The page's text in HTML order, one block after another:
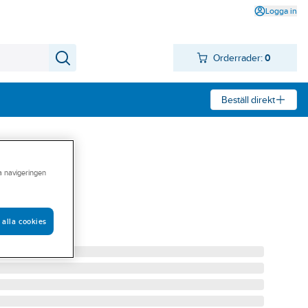
Logga in
Orderrader: 0
Beställ direkt
navigeringen
alla cookies